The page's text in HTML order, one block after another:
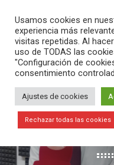
Usamos cookies en
experiencia más
visitas repetidas. Al
uso de TODAS las
"Configuración de
consentimiento
Ajustes de cookies
Rechazar todas las cookies